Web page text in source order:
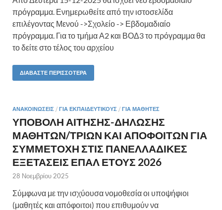
πρόγραμμα. Ενημερωθείτε από την ιστοσελίδα
επιλέγοντας Μενού ->Σχολείο -> Εβδομαδιαίο
πρόγραμμα. Για το τμήμα Α2 και ΒΟΔ3 το πρόγραμμα θα
το δείτε στο τέλος του αρχείου
ΔΙΑΒΆΣΤΕ ΠΕΡΙΣΣΌΤΕΡΑ
ΑΝΑΚΟΙΝΏΣΕΙΣ / ΓΙΑ ΕΚΠΑΙΔΕΥΤΙΚΟΎΣ / ΓΙΑ ΜΑΘΗΤΈΣ
ΥΠΟΒΟΛΗ ΑΙΤΗΣΗΣ-ΔΗΛΩΣΗΣ
ΜΑΘΗΤΩΝ/ΤΡΙΩΝ ΚΑΙ ΑΠΟΦΟΙΤΩΝ ΓΙΑ
ΣΥΜΜΕΤΟΧΗ ΣΤΙΣ ΠΑΝΕΛΛΑΔΙΚΕΣ
ΕΞΕΤΑΣΕΙΣ ΕΠΑΛ ΕΤΟΥΣ 2026
28 Νοεμβρίου 2025
Σύμφωνα με την ισχύουσα νομοθεσία οι υποψήφιοι
(μαθητές και απόφοιτοι) που επιθυμούν να